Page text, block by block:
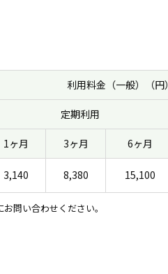
利用料金（一般）（円）
定期利用
1ヶ月
3ヶ月 6ヶ月
3,140 8,380 15,100
問い合わせください。